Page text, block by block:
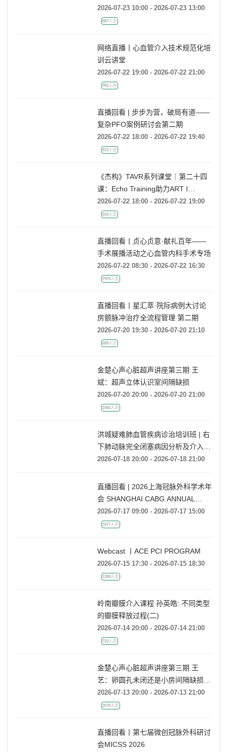
活动
2026-07-23 10:00 - 2026-07-23 13:00
887人次
网络直播丨心血管介入技术规范化培
训云讲堂
2026-07-22 19:00 - 2026-07-22 21:00
992人次
直播回看 | 步步为营，破局有道——
复杂PFO案例研讨会第二期
2026-07-22 18:00 - 2026-07-22 19:40
872人次
《杰构》TAVR系列课堂｜第二十四
课：Echo Training助力ART I
Rebecca T. Hahn教授《主动脉瓣反
流的超声培训：从病理机制到临床诊
2026-07-22 18:00 - 2026-07-22 19:00
516人次
直播回看丨贞心贞意·献礼百年——
手术展播活动之心血管内科手术专场
2026-07-22 08:30 - 2026-07-22 16:30
7975人次
直播回看丨星汇萃·院际病例大讨论
房颤脉冲治疗全流程管理 第二期
2026-07-20 19:30 - 2026-07-20 21:10
689人次
金楚心声心脏超声讲座第三期 王
斌：超声立体认识室间隔缺损
2026-07-20 20:00 - 2026-07-20 21:00
2492人次
洪城疑难肺血管疾病诊治培训班 | 右
下肺动脉完全闭塞病因分析及介入开
通技巧
2026-07-18 20:00 - 2026-07-18 21:00
直播回看 | 2026上海冠脉外科学术年
会 SHANGHAI CABG ANNUAL
CONFERENCE
2026-07-17 09:00 - 2026-07-17 15:00
3477人次
Webcast 丨ACE PCI PROGRAM
2026-07-15 17:30 - 2026-07-15 18:30
1289人次
岭南瓣膜介入课程 孙英皓: 不同类型
的瓣膜释放过程(二)
2026-07-14 20:00 - 2026-07-14 21:00
722人次
金楚心声心脏超声讲座第三期 王
艺：卵圆孔未闭还是小房间隔缺损，
傻傻分不清
2026-07-13 20:00 - 2026-07-13 21:00
2078人次
直播回看丨第七届微创冠脉外科研讨
会MICSS 2026